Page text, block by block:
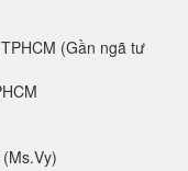
(Gần ngã tư